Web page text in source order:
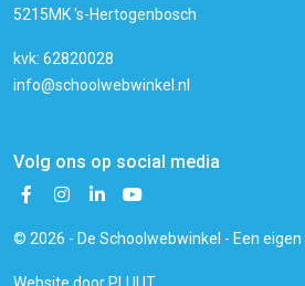
5215MK 's-Hertogenbosch
kvk: 62820028
info@schoolwebwinkel.nl
Volg ons op social media
© 2026 - De Schoolwebwinkel - Een eigen